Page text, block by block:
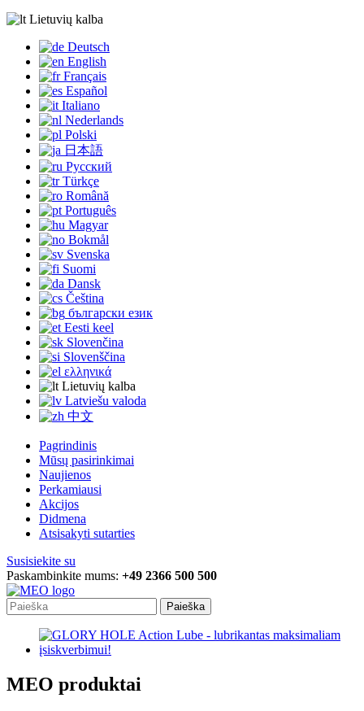
Lietuvių kalba
Deutsch
English
Français
Español
Italiano
Nederlands
Polski
日本語
Русский
Türkçe
Română
Português
Magyar
Bokmål
Svenska
Suomi
Dansk
Čeština
български език
Eesti keel
Slovenčina
Slovenščina
ελληνικά
Lietuvių kalba
Latviešu valoda
中文
Pagrindinis
Mūsų pasirinkimai
Naujienos
Perkamiausi
Akcijos
Didmena
Atsisakyti sutarties
Susisiekite su
Paskambinkite mums: +49 2366 500 500
Paieška
MEO produktai